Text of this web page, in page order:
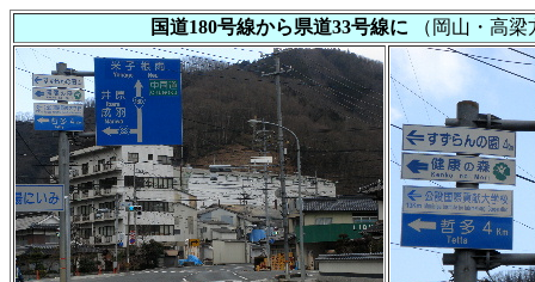
国道180号線から県道33号線に （岡山・高